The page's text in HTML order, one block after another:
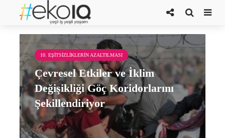
doğal felaket
10. EŞITSIZLIKLERIN AZALTILMASI
Çevresel Etkiler ve İklim
Değişikliği Göç Koridorlarını
Şekillendiriyor